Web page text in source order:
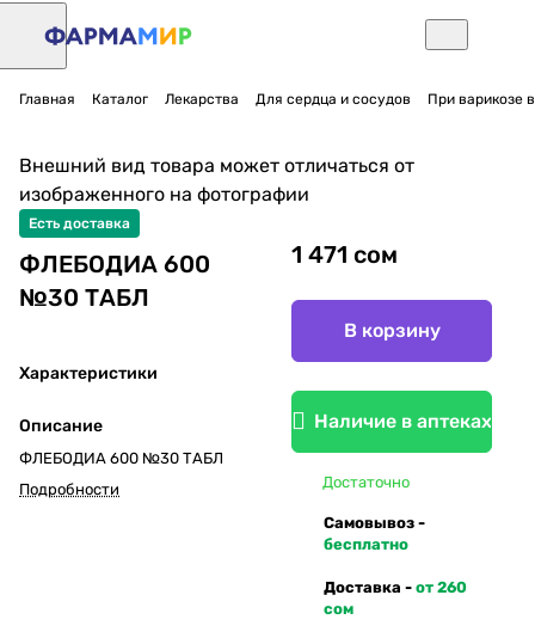
Главная Каталог Лекарства Для сердца и сосудов При варикозе
Внешний вид товара может отличаться от
изображенного на фотографии
Есть доставка
ФЛЕБОДИА 600
№30 ТАБЛ
Характеристики
Описание
ФЛЕБОДИА 600 №30 ТАБЛ
Подробности
1 471 сом
В корзину
Наличие в аптеках
Достаточно
Самовывоз -
бесплатно
Доставка - от 260
сом